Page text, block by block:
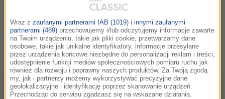
David Purchase, właściciel małego sklepiku z
kanapkami w Gloucester w południowo zachodniej
Anglii, pobił rekord Guinnessa, śpiewając świąteczne
piosenki nieprzerwanie przez 42 godziny - poinformował
portal dziennika „Washington Post”.
Wraz z zaufanymi partnerami IAB (1019) i innymi zaufanymi
partnerami (489) przechowujemy i/lub odczytujemy informacje zawarte
na Twoim urządzeniu, takie jak pliki cookie, przetwarzamy dane
osobowe, takie jak unikalne identyfikatory, informacje przesyłane
przez urządzenia końcowe niezbędne do personalizacji reklam i treści,
udostępnienie funkcji mediów społecznościowych pomiaru ruchu jak
również dla rozwoju i poprawny naszych produktów. Za Twoją zgodą
my, jak i partnerzy możemy wykorzystywać precyzyjne dane
geolokalizacyjne i identyfikację poprzez skanowanie urządzeń.
Przechodząc do serwisu zgadzasz się na wskazane działania.